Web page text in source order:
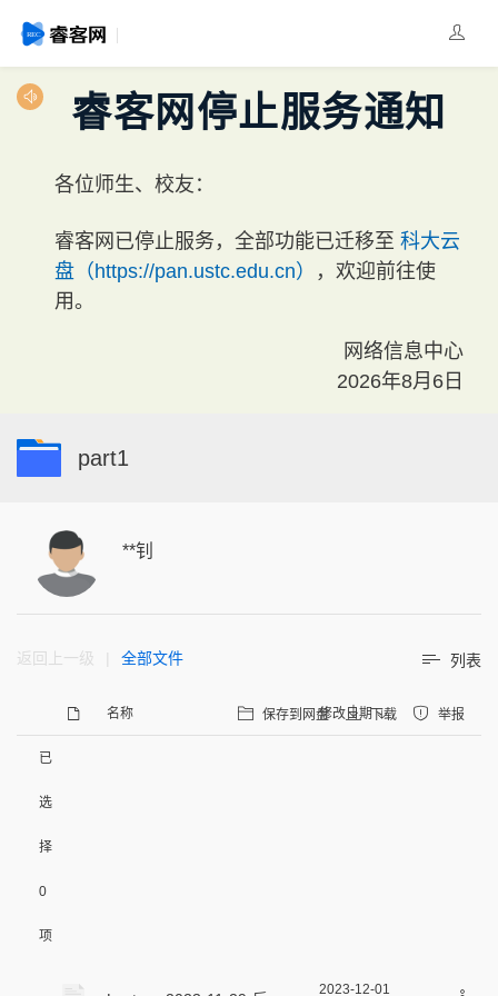
睿客网停止服务通知
各位师生、校友：
睿客网已停止服务，全部功能已迁移至 科大云
盘（https://pan.ustc.edu.cn）
，欢迎前往使
用。
网络信息中心
2026年8月6日
part1
返回上一级 全部文件 列表
已
选
择
0
项
名称 修改日期
保存到网盘 下载 举报
2023-12-01
**钊